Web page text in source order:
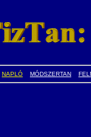
NAPLÓ MÓDSZERTAN